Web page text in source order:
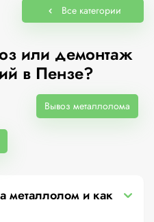
Все категории
или демонтаж
в Пензе?
Вывоз металлолома
металлолом и как